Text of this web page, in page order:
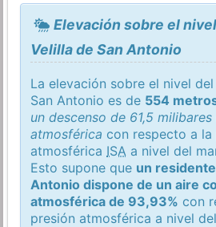
Elevación sobre el
Velilla de San Antonio
La elevación sobre el nivel
San Antonio es de 554
un descenso de 61,5
atmosférica con respecto a la
atmosférica ISA a nivel del
Esto supone que un
Antonio dispone de un aire
atmosférica de 93,93% con
presión atmosférica a nivel